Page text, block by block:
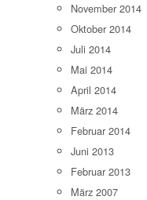
November 2014
Oktober 2014
Juli 2014
Mai 2014
April 2014
März 2014
Februar 2014
Juni 2013
Februar 2013
März 2007